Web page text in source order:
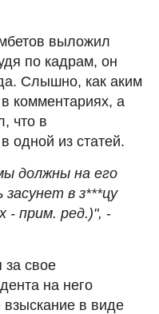
выложил
по кадрам, он
Слышно, как аким
комментариях, а
что в
одной из статей.
должны на его
в з***цу
- прим. ред.)", -
за свое
на него
в виде